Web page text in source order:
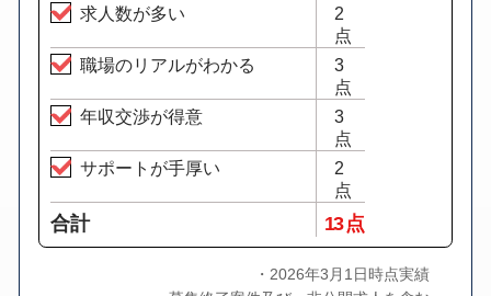
求人数が多い
2
点
職場のリアルがわかる
3
点
年収交渉が得意
3
点
サポートが手厚い
2
点
合計 13 点
・2026年3月1日時点実績